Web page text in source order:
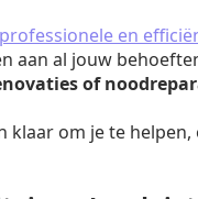
professionele en
aan al jouw
of
klaar om je te